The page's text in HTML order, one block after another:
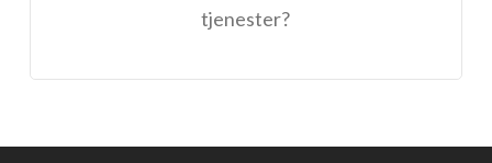
tjenester?